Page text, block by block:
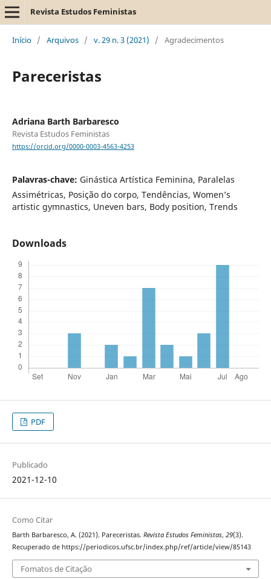
Revista Estudos Feministas
Início / Arquivos / v. 29 n. 3 (2021) / Agradecimentos
Pareceristas
Adriana Barth Barbaresco
Revista Estudos Feministas
https://orcid.org/0000-0003-4563-4253
Palavras-chave: Ginástica Artística Feminina, Paralelas
Assimétricas, Posição do corpo, Tendências, Women’s
artistic gymnastics, Uneven bars, Body position, Trends
Downloads
PDF
Publicado
2021-12-10
Como Citar
Barth Barbaresco, A. (2021). Pareceristas. Revista Estudos Feministas, 29(3).
Recuperado de https://periodicos.ufsc.br/index.php/ref/article/view/85143
Fomatos de Citação